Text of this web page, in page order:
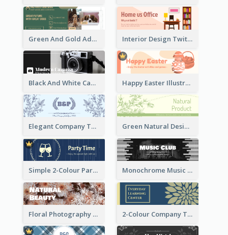
Green And Gold Adoption Promotion Header Design Interior Design Twitter Header In Warm Colour Tone
Black And White Camera Twitter Header Happy Easter Illustrated Twitter Header
Elegant Company Twitter Header In Blue Colour Tone Green Natural Design Twitter Header
Simple 2-Colour Party Related Twitter Header Monochrome Music Club Twitter Header With Decorations
Floral Photography Twitter Header 2-Colour Company Twitter Header